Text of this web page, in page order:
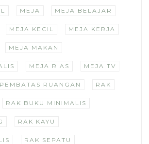
MEJA MEJA BELAJAR
MEJA KECIL MEJA KERJA
MEJA MAKAN
MEJA RIAS MEJA TV
PEMBATAS RUANGAN RAK
RAK BUKU MINIMALIS
RAK KAYU
RAK SEPATU